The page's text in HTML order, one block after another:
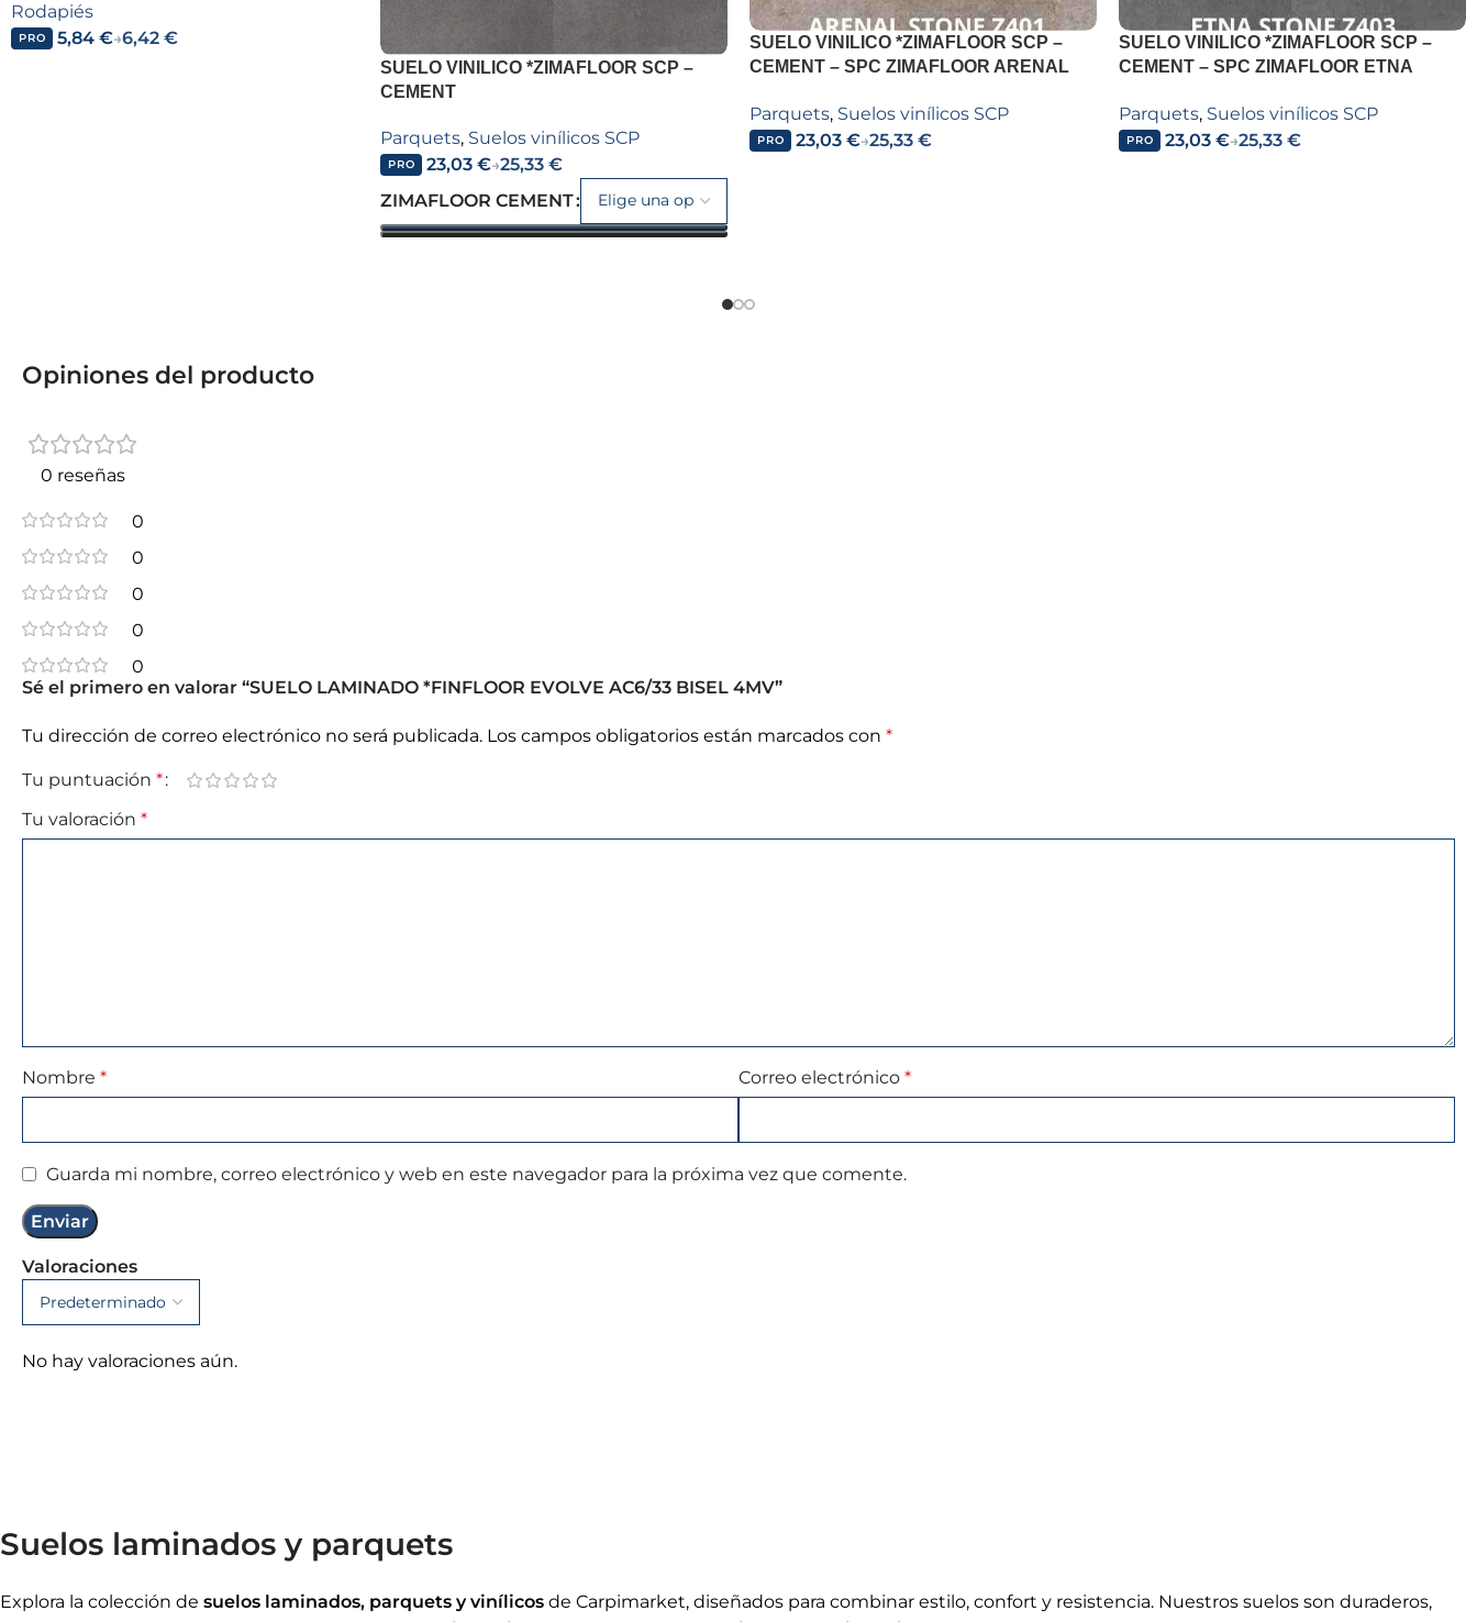
Rodapiés
PRO 5,84€→6,42€
SUELO VINILICO *ZIMAFLOOR SCP –
CEMENT
Parquets, Suelos vinílicos SCP
PRO 23,03€→25,33€
ZIMAFLOOR CEMENT
SUELO VINILICO *ZIMAFLOOR SCP –
CEMENT – SPC ZIMAFLOOR ARENAL
Parquets, Suelos vinílicos SCP
PRO 23,03€→25,33€
SUELO VINILICO *ZIMAFLOOR SCP –
CEMENT – SPC ZIMAFLOOR ETNA
Parquets, Suelos vinílicos SCP
PRO 23,03€→25,33€
Opiniones del producto
0 reseñas
0
0
0
0
0
Valoraciones
No hay valoraciones aún.
Sé el primero en valorar “SUELO LAMINADO *FINFLOOR EVOLVE AC6/33 BISEL 4MV”
Tu dirección de correo electrónico no será publicada. Los campos obligatorios están marcados con *
Tu puntuación *
Tu valoración *
Nombre * Correo electrónico *
Guarda mi nombre, correo electrónico y web en este navegador para la próxima vez que comente.
Suelos laminados y parquets
Explora la colección de suelos laminados, parquets y vinílicos de Carpimarket, diseñados para combinar estilo, confort y resistencia. Nuestros suelos son duraderos,